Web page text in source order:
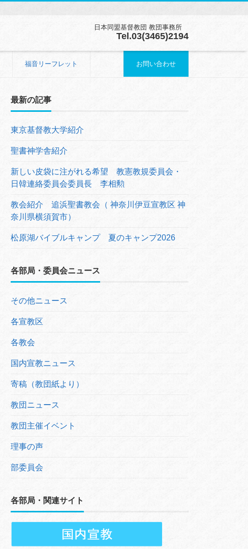
日本同盟基督教団 教団事務所
Tel.03(3465)2194
福音リーフレット お問い合わせ
最新の記事
東京基督教大学紹介
聖書神学舎紹介
新しい皮袋に注がれる希望 教憲教規委員会・
日韓連絡委員会委員長 李相勲
教会紹介 追浜聖書教会（ 神奈川伊豆宣教区 神
奈川県横須賀市）
松原湖バイブルキャンプ 夏のキャンプ2026
各部局・委員会ニュース
その他ニュース
各宣教区
各教会
国内宣教ニュース
寄稿（教団紙より）
教団ニュース
教団主催イベント
理事の声
部委員会
各部局・関連サイト